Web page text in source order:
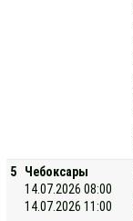
5
Чебоксары
14.07.2026 08:00
14.07.2026 11:00